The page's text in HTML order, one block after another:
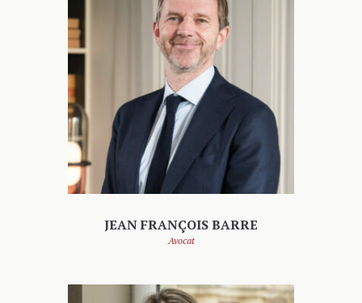
JEAN FRANÇOIS BARRE
Avocat